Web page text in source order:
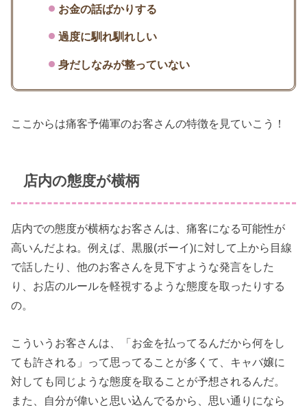
お金の話ばかりする
過度に馴れ馴れしい
身だしなみが整っていない
ここからは痛客予備軍のお客さんの特徴を見ていこう！
店内の態度が横柄
店内での態度が横柄なお客さんは、痛客になる可能性が
高いんだよね。例えば、黒服(ボーイ)に対して上から目線
で話したり、他のお客さんを見下すような発言をした
り、お店のルールを軽視するような態度を取ったりする
の。
こういうお客さんは、「お金を払ってるんだから何をし
ても許される」って思ってることが多くて、キャバ嬢に
対しても同じような態度を取ることが予想されるんだ。
また、自分が偉いと思い込んでるから、思い通りになら